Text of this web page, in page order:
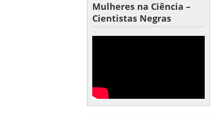
Mulheres na Ciência –
Cientistas Negras